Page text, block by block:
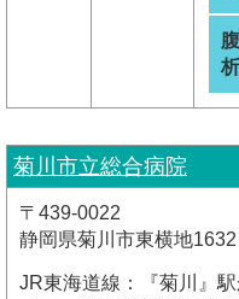
菊川市立総合病院
〒439-0022
静岡県菊川市東横地1632
JR東海道線：『菊川』